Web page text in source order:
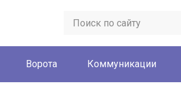
Ворота Коммуникации